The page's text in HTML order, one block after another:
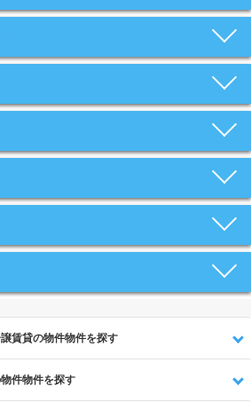
賃貸の物件物件を探す
件物件を探す